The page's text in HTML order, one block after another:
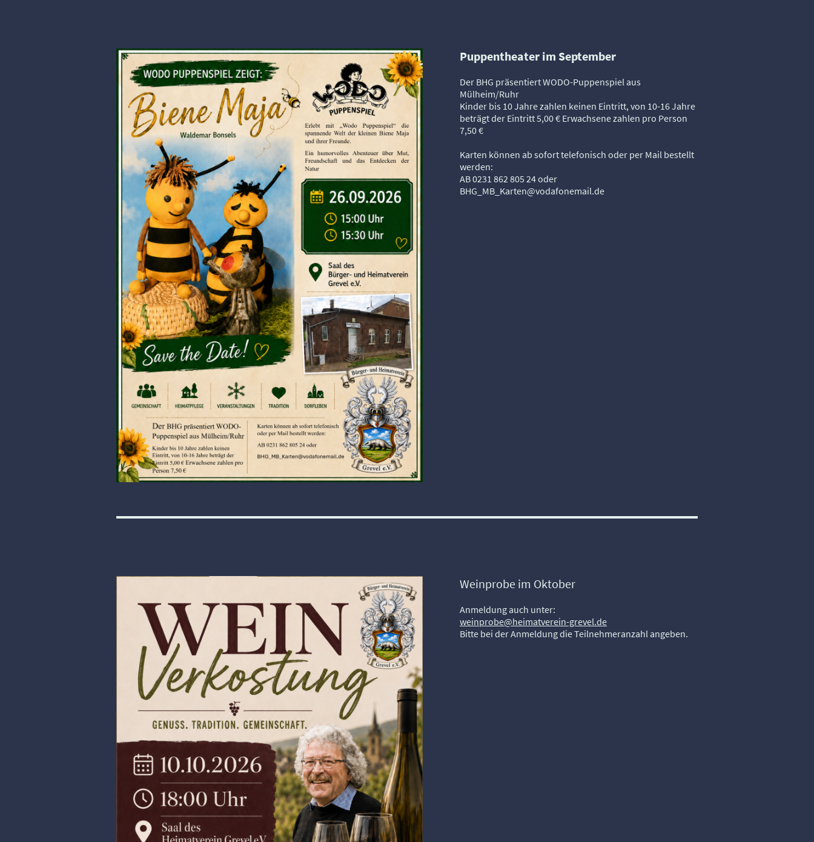
Puppentheater im September
Der BHG präsentiert WODO-Puppenspiel aus
Mülheim/Ruhr
Kinder bis 10 Jahre zahlen keinen Eintritt, von 10-16 Jahre
beträgt der Eintritt 5,00 € Erwachsene zahlen pro Person
7,50 €
Karten können ab sofort telefonisch oder per Mail bestellt
werden:
AB 0231 862 805 24 oder
BHG_MB_Karten@vodafonemail.de
Weinprobe im Oktober
Anmeldung auch unter:
weinprobe@heimatverein-grevel.de
Bitte bei der Anmeldung die Teilnehmeranzahl angeben.